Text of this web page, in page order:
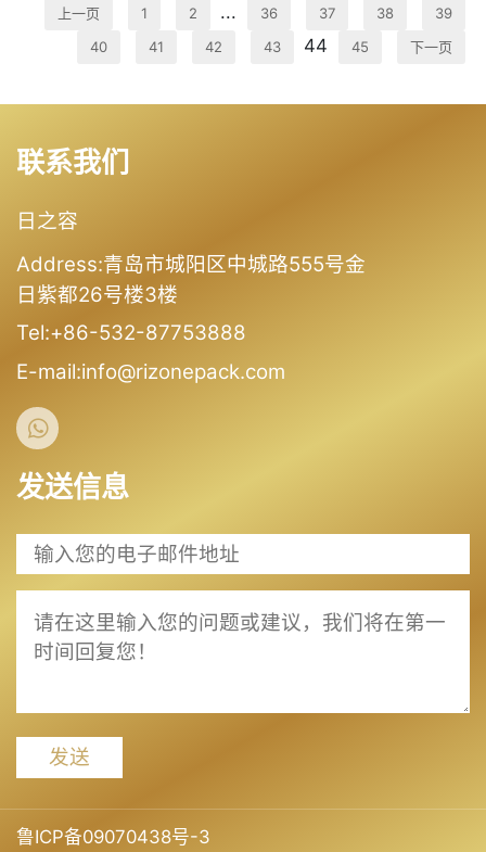
上一页 1 2 ... 36 37 38
39
40
41 42 43 44 45 下一页
联系我们
日之容
Address:青岛市城阳区中城路555号金
日紫都26号楼3楼
Tel:+86-532-87753888
E-mail:info@rizonepack.com
发送信息
发送
鲁ICP备09070438号-3